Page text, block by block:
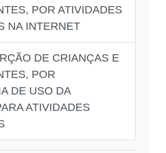
POR ATIVIDADES
NA INTERNET
DE CRIANÇAS E
POR
DE USO DA
ATIVIDADES